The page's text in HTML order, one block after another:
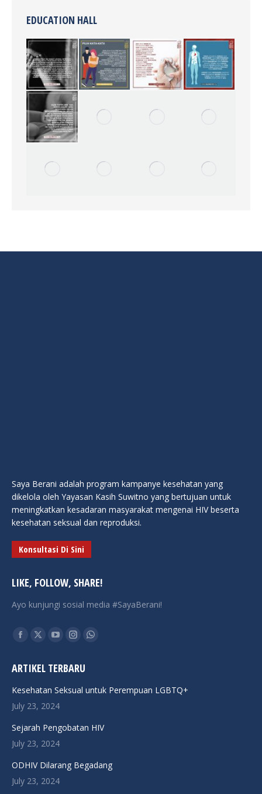
EDUCATION HALL
Saya Berani adalah program kampanye kesehatan yang
dikelola oleh Yayasan Kasih Suwitno yang bertujuan untuk
meningkatkan kesadaran masyarakat mengenai HIV beserta
kesehatan seksual dan reproduksi.
Konsultasi Di Sini
LIKE, FOLLOW, SHARE!
Ayo kunjungi sosial media #SayaBerani!
Find us on:
Facebook
opens
in
new
X
opens
in
new
YouTube
opens
in
new
Instagram
opens
in
Whatsapp
in
ARTIKEL TERBARU
Kesehatan Seksual untuk Perempuan LGBTQ+
July 23, 2024
Sejarah Pengobatan HIV
July 23, 2024
ODHIV Dilarang Begadang
July 23, 2024